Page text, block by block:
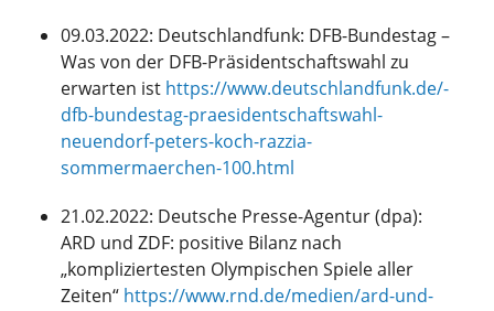
09.03.2022: Deutschlandfunk: DFB-Bundestag –
Was von der DFB-Präsidentschaftswahl zu
erwarten ist https://www.deutschlandfunk.de/-
dfb-bundestag-praesidentschaftswahl-
neuendorf-peters-koch-razzia-
sommermaerchen-100.html
21.02.2022: Deutsche Presse-Agentur (dpa):
ARD und ZDF: positive Bilanz nach
„kompliziertesten Olympischen Spiele aller
Zeiten“ https://www.rnd.de/medien/ard-und-